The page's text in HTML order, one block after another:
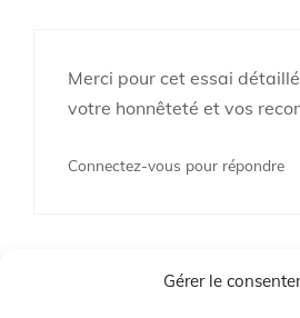
Gérer le
Merci pour cet essai détaillé
votre honnêteté et vos
Connectez-vous pour répondre
Laisser un